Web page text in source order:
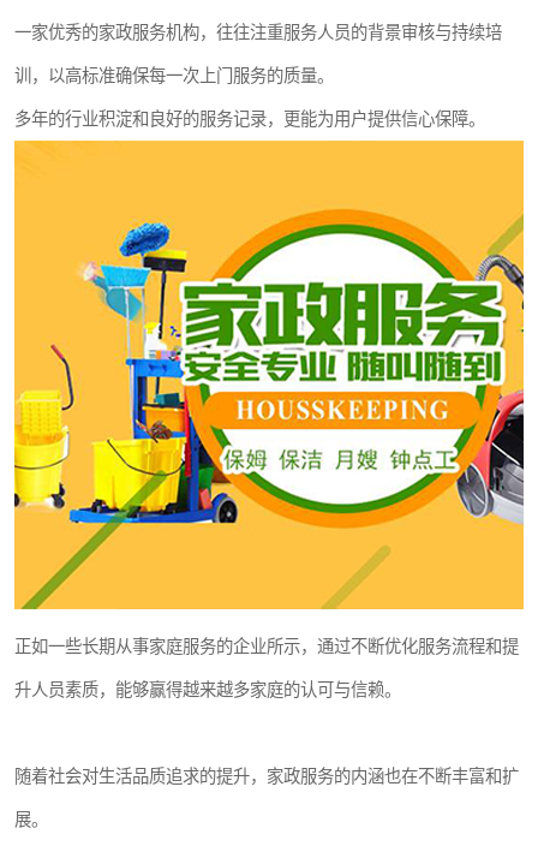
一家优秀的家政服务机构，往往注重服务人员的背景审核与持续培
训，以高标准确保每一次上门服务的质量。
多年的行业积淀和良好的服务记录，更能为用户提供信心保障。
正如一些长期从事家庭服务的企业所示，通过不断优化服务流程和提
升人员素质，能够赢得越来越多家庭的认可与信赖。
随着社会对生活品质追求的提升，家政服务的内涵也在不断丰富和扩
展。